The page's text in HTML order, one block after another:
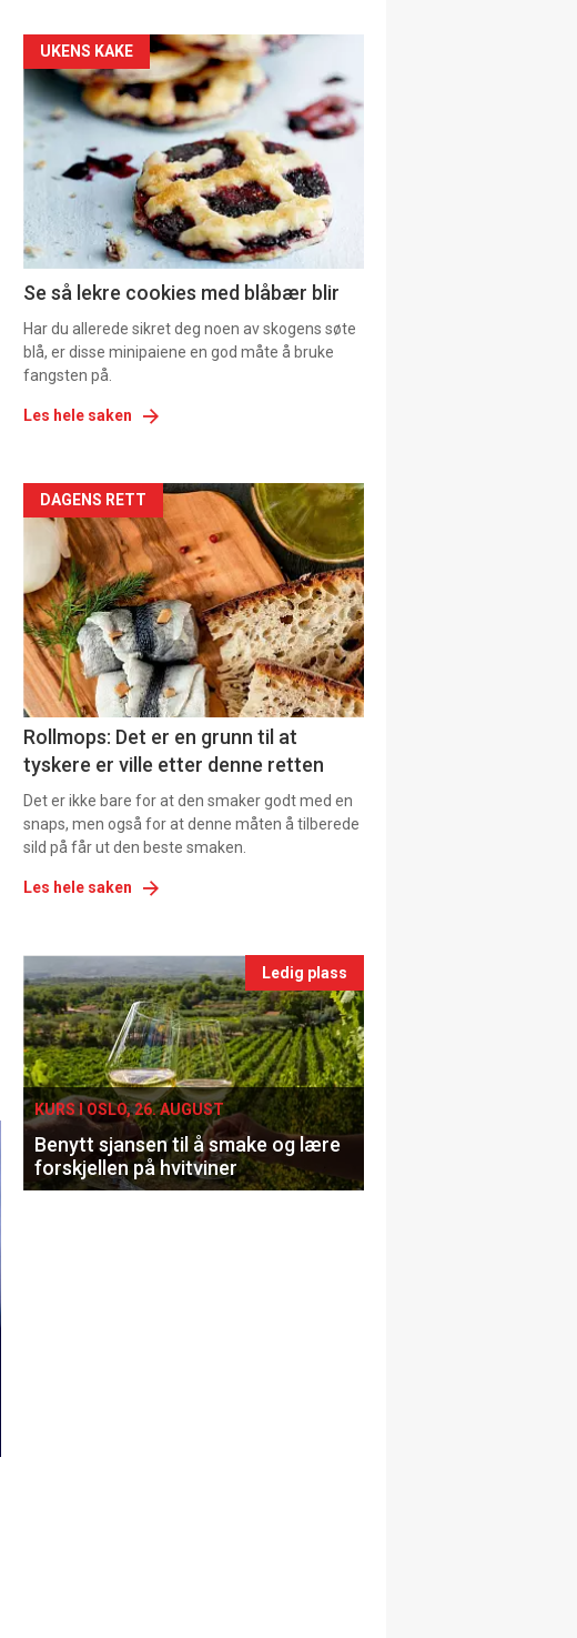
Artikler
detail
-
section
11
Dagens
rett
2
UKENS KAKE
Se så lekre cookies med blåbær blir
Har du allerede sikret deg noen av skogens søte
blå, er disse minipaiene en god måte å bruke
fangsten på.
Les hele saken
Artikler
detail
-
section
11
Ukens
vin
DAGENS RETT
Rollmops: Det er en grunn til at
tyskere er ville etter denne retten
Det er ikke bare for at den smaker godt med en
snaps, men også for at denne måten å tilberede
sild på får ut den beste smaken.
Les hele saken
Events
single
Ledig plass
KURS I OSLO, 26. AUGUST
Benytt sjansen til å smake og lære
forskjellen på hvitviner